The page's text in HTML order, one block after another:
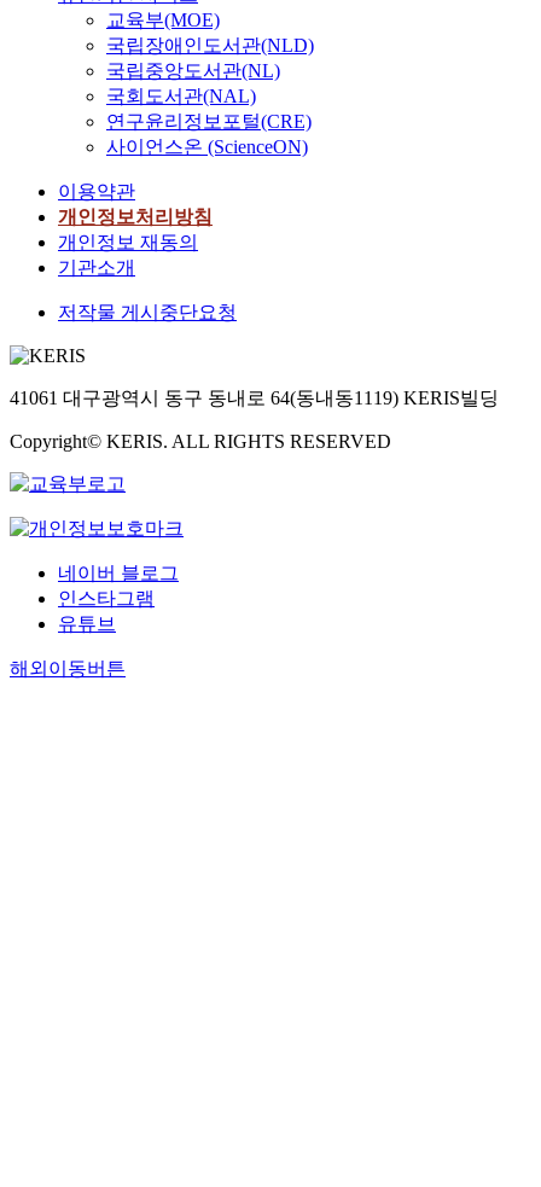
교육부(MOE)
국립장애인도서관(NLD)
국립중앙도서관(NL)
국회도서관(NAL)
연구윤리정보포털(CRE)
사이언스온 (ScienceON)
이용약관
개인정보처리방침
개인정보 재동의
기관소개
저작물 게시중단요청
41061 대구광역시 동구 동내로 64(동내동1119) KERIS빌딩
Copyright© KERIS. ALL RIGHTS RESERVED
네이버 블로그
인스타그램
유튜브
해외이동버튼